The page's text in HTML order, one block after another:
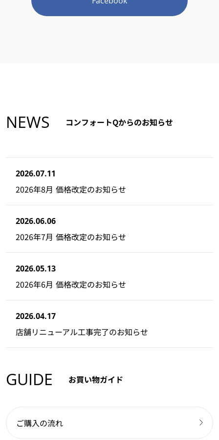
NEWS コンフォートQからのお知らせ
2026.07.11
2026年8月 価格改定のお知らせ
2026.06.06
2026年7月 価格改定のお知らせ
2026.05.13
2026年6月 価格改定のお知らせ
2026.04.17
店舗リニューアル工事完了のお知らせ
GUIDE お買い物ガイド
ご購入の流れ